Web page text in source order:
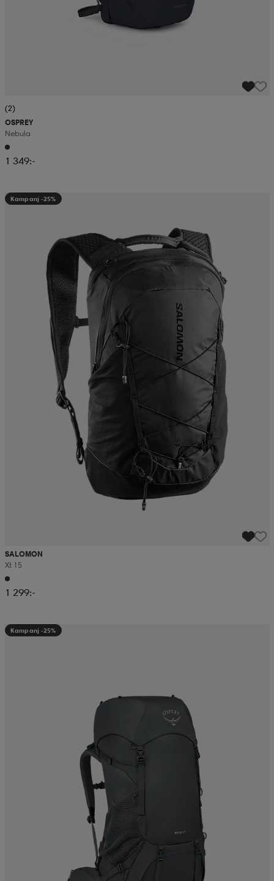
(2)
OSPREY
Nebula
1 349:-
Kampanj -25%
SALOMON
Xt 15
1 299:-
Kampanj -25%